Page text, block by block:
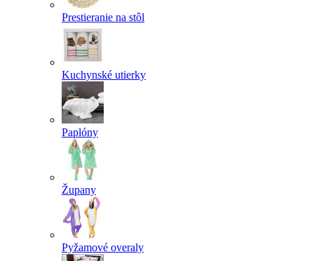
Prestieranie na stôl
Kuchynské utierky
Paplóny
Župany
Pyžamové overaly